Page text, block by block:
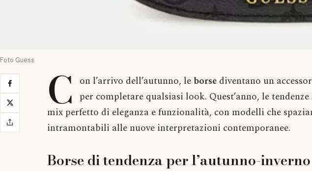
Foto Guess
C on l’arrivo dell’autunno, le borse diventano un
per completare qualsiasi look. Quest’anno, le tendenze
mix perfetto di eleganza e funzionalità, con modelli che
intramontabili alle nuove interpretazioni contemporanee.
Borse di tendenza per l’autunno-